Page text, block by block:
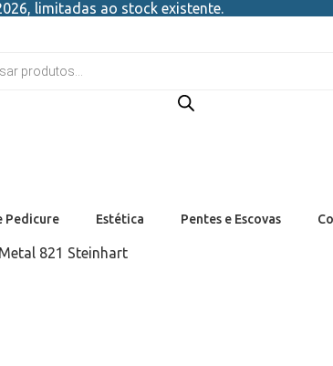
limitadas ao stock existente.
Pedicure Estética Pentes e Escovas
821 Steinhart